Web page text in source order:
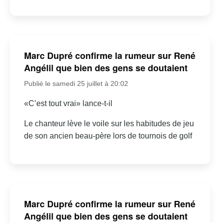
Marc Dupré confirme la rumeur sur René
Angélil que bien des gens se doutaient
Publié le samedi 25 juillet à 20:02
«C’est tout vrai» lance-t-il
Le chanteur lève le voile sur les habitudes de jeu
de son ancien beau-père lors de tournois de golf
Marc Dupré confirme la rumeur sur René
Angélil que bien des gens se doutaient